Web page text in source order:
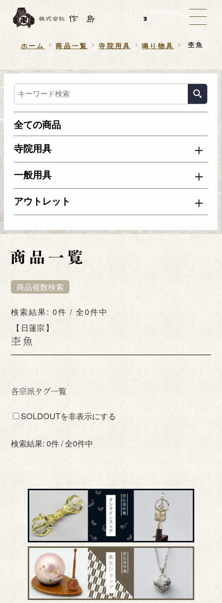
Language
ホーム 商品一覧 寺院用具 鳴り物具 杢魚
全ての商品
寺院用具
一般用具
アウトレット
商品複数検索
杢魚
日蓮宗
検索結果: 0件 / 全0件中
各宗派タグ一覧
SOLDOUTを非表示にする
検索結果: 0件 / 全0件中